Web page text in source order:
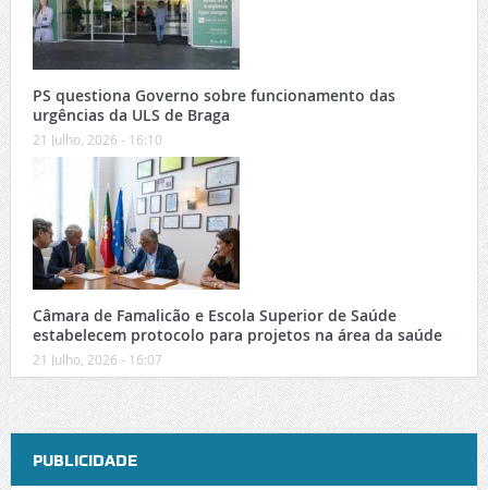
PS questiona Governo sobre funcionamento das
urgências da ULS de Braga
21 Julho, 2026 - 16:10
Câmara de Famalicão e Escola Superior de Saúde
estabelecem protocolo para projetos na área da saúde
21 Julho, 2026 - 16:07
PUBLICIDADE